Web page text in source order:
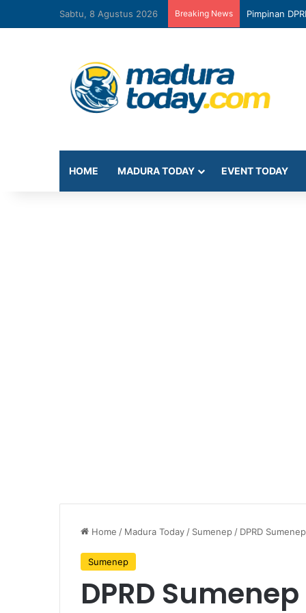
Sabtu, 8 Agustus 2026 Breaking News Pimpinan
HOME MADURA TODAY EVENT TODAY
Home / Madura Today/ Sumenep/ DPRD
Sumenep
DPRD